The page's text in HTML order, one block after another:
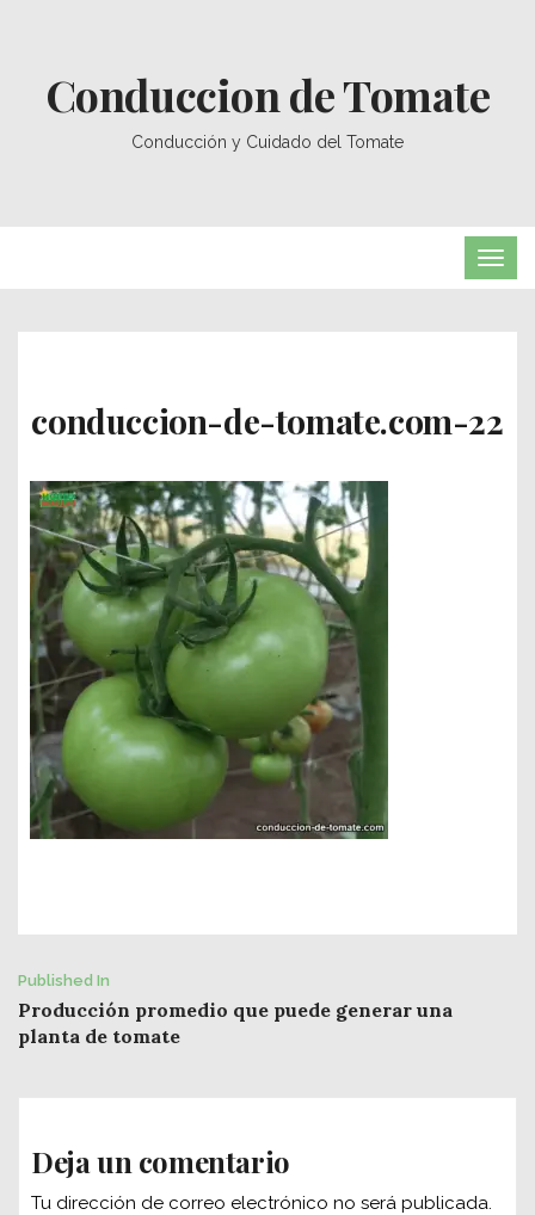
Conduccion de Tomate
Conducción y Cuidado del Tomate
conduccion-de-tomate.com-22
Post
navigation
Published In
Producción promedio que puede generar una
planta de tomate
Deja un comentario
Tu dirección de correo electrónico no será publicada.